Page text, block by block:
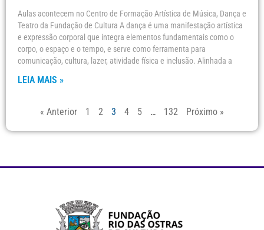
Aulas acontecem no Centro de Formação Artística de Música, Dança e
Teatro da Fundação de Cultura A dança é uma manifestação artística
e expressão corporal que integra elementos fundamentais como o
corpo, o espaço e o tempo, e serve como ferramenta para
comunicação, cultura, lazer, atividade física e inclusão. Alinhada a
LEIA MAIS »
« Anterior 1 2 3 4 5 … 132 Próximo »